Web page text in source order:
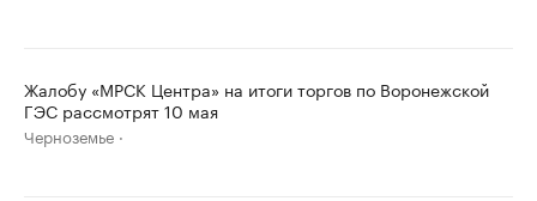
Жалобу «МРСК Центра» на итоги торгов по Воронежской
ГЭС рассмотрят 10 мая
Черноземье